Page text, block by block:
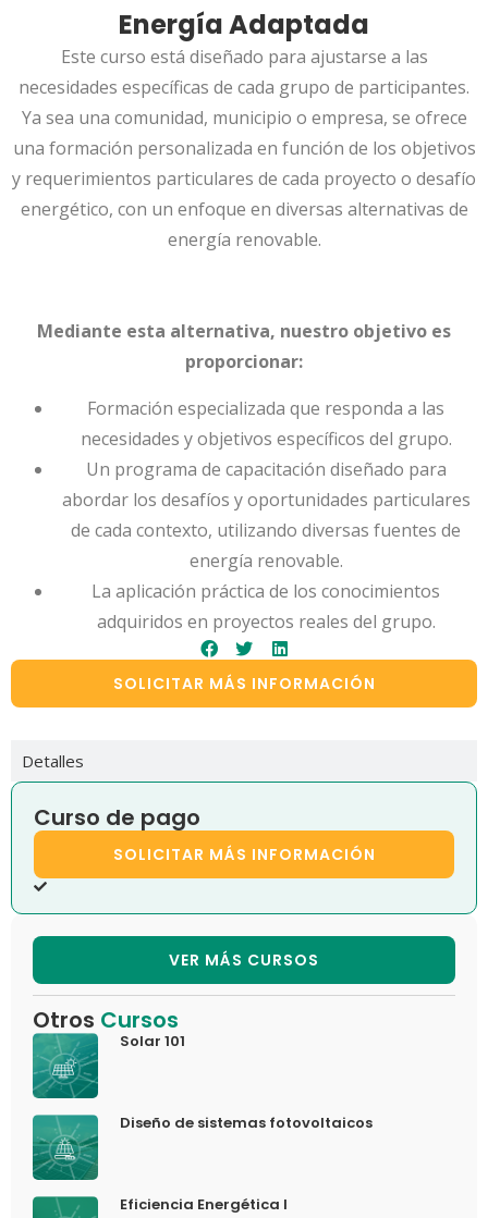
Energía Adaptada
Este curso está diseñado para ajustarse a las
necesidades específicas de cada grupo de participantes.
Ya sea una comunidad, municipio o empresa, se ofrece
una formación personalizada en función de los objetivos
y requerimientos particulares de cada proyecto o desafío
energético, con un enfoque en diversas alternativas de
energía renovable.
Mediante esta alternativa, nuestro objetivo es
proporcionar:
Formación especializada que responda a las
necesidades y objetivos específicos del grupo.
Un programa de capacitación diseñado para
abordar los desafíos y oportunidades particulares
de cada contexto, utilizando diversas fuentes de
energía renovable.
La aplicación práctica de los conocimientos
adquiridos en proyectos reales del grupo.
SOLICITAR MÁS INFORMACIÓN
Detalles
Curso de pago
SOLICITAR MÁS INFORMACIÓN
VER MÁS CURSOS
Otros Cursos
Solar 101
Diseño de sistemas fotovoltaicos
Eficiencia Energética I